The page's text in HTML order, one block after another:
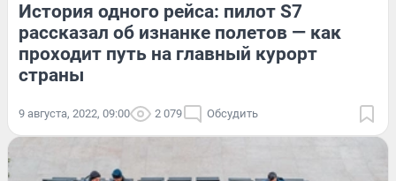
История одного рейса: пилот S7
рассказал об изнанке полетов — как
проходит путь на главный курорт
страны
9 августа, 2022, 09:00 2 079 Обсудить